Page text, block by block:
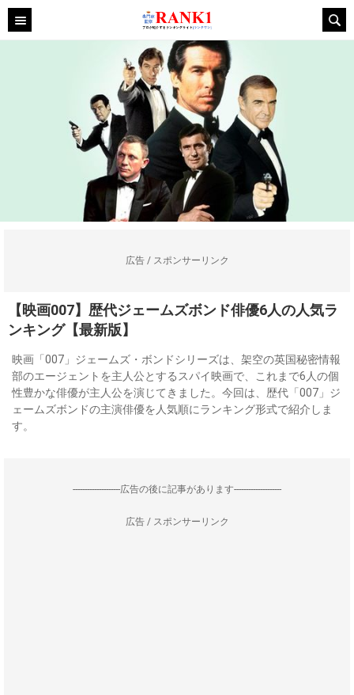
広告 / スポンサーリンク
【映画007】歴代ジェームズボンド俳優6人の人気ラ
ンキング【最新版】
映画「007」ジェームズ・ボンドシリーズは、架空の英国秘密情報
部のエージェントを主人公とするスパイ映画で、これまで6人の個
性豊かな俳優が主人公を演じてきました。今回は、歴代「007」ジ
ェームズボンドの主演俳優を人気順にランキング形式で紹介しま
す。
--------------------広告の後に記事があります--------------------
広告 / スポンサーリンク